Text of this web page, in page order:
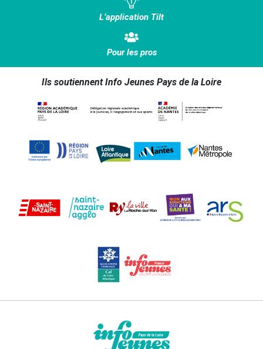
L’application Tilt
Pour les pros
Ils soutiennent Info Jeunes Pays de la Loire